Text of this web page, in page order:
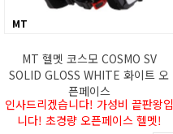
MT
MT 헬멧 코스모 COSMO SV
SOLID GLOSS WHITE 화이트 오
픈페이스
인사드리겠습니다! 가성비 끝판왕입
니다! 초경량 오픈페이스 헬멧!